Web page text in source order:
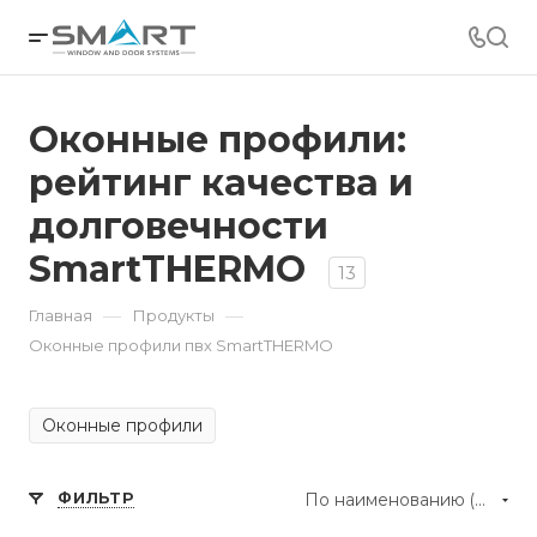
Оконные профили:
рейтинг качества и
долговечности
SmartTHERMO
13
Главная — Продукты —
Оконные профили пвх SmartTHERMO
Оконные профили
ФИЛЬТР По наименованию (А-Я)